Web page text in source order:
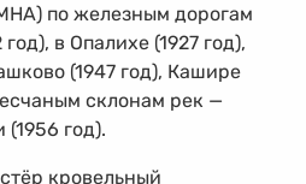
по железным дорогам
в Опалихе (1927 год),
(1947 год), Кашире
склонам рек —
(1956 год).
кровельный